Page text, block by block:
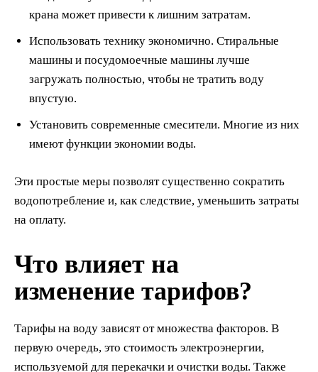
крана может привести к лишним затратам.
Использовать технику экономично. Стиральные
машины и посудомоечные машины лучше
загружать полностью, чтобы не тратить воду
впустую.
Установить современные смесители. Многие из них
имеют функции экономии воды.
Эти простые меры позволят существенно сократить
водопотребление и, как следствие, уменьшить затраты
на оплату.
Что влияет на
изменение тарифов?
Тарифы на воду зависят от множества факторов. В
первую очередь, это стоимость электроэнергии,
используемой для перекачки и очистки воды. Также